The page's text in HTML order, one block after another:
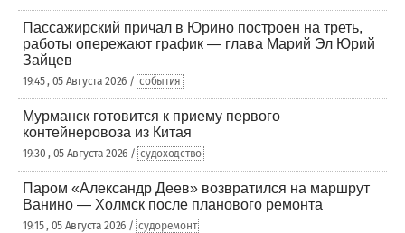
Пассажирский причал в Юрино построен на треть,
работы опережают график — глава Марий Эл Юрий
Зайцев
19:45 , 05 Августа 2026 / события
Мурманск готовится к приему первого
контейнеровоза из Китая
19:30 , 05 Августа 2026 / судоходство
Паром «Александр Деев» возвратился на маршрут
Ванино — Холмск после планового ремонта
19:15 , 05 Августа 2026 / судоремонт